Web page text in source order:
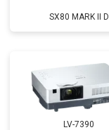
SX80 MARK II D
LV-7390